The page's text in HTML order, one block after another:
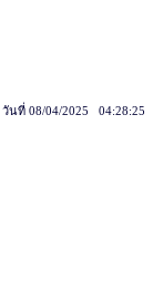
วันที่ 08/04/2025 04:28:25